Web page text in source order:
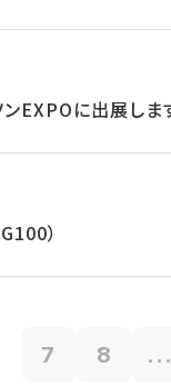
ンEXPOに出展しま
）
7 8 ...